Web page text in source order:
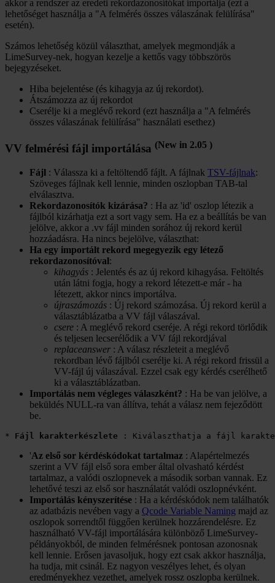
akkor a rendszer az eredeti rekordazonosítókat importálja (ezt a
lehetőséget használja a "A felmérés összes válaszának felülírása"
esetén).
Számos lehetőség közül választhat, amelyek megmondják a
LimeSurvey-nek, hogyan kezelje a kettős vagy többszörös
bejegyzéseket.
Hiba bejelentése (és kihagyja az új rekordot).
Átszámozza az új rekordot
Cserélje ki a meglévő rekord (ezt használja a "A felmérés
összes válaszának felülírása" használati esethez)
VV felmérési fájl importálása (New in 2.05 )
Fájl : Válassza ki a feltöltendő fájlt. A fájlnak TSV-fájlnak:
Szöveges fájlnak kell lennie, minden oszlopban TAB-tal
elválasztva.
Rekordazonosítók kizárása? : Ha az 'id' oszlop létezik a
fájlból kizárhatja ezt a sort vagy sem. Ha ez a beállítás be van
jelölve, akkor a .vv fájl minden sorához új rekord kerül
hozzáadásra. Ha nincs bejelölve, választhat:
Ha egy importált rekord megegyezik egy létező
rekordazonosítóval:
kihagyás : Jelentés és az új rekord kihagyása. Feltöltés
után látni fogja, hogy a rekord létezett-e már - ha
létezett, akkor nincs importálva.
újraszámozás : Új rekord számozása. Új rekord kerül a
választáblázatba a VV fájl válaszával.
csere : A meglévő rekord cseréje. A régi rekord törlődik
és teljesen lecserélődik a VV fájl rekordjával
replaceanswer : A válasz részleteit a meglévő
rekordban lévő fájlból cserélje ki. A régi rekord frissül a
VV-fájl új válaszával. Ezzel csak egy kérdés cserélhető
ki a választáblázatban.
Importálás nem végleges válaszként? : Ha be van jelölve, a
beküldés NULL-ra van állítva, tehát a válasz nem fejeződött
be.
* Fájl karakterkészlete
'Az első sor kérdéskódokat tartalmaz : Alapértelmezés
szerint a VV fájl első sora ember által olvasható kérdést
tartalmaz, a valódi oszlopnevek a második sorban vannak. Ez
lehetővé teszi az első sor használatát valódi oszlopnévként.
Importálás kényszerítése : Ha a kérdéskódok nem találhatók
az adatbázis nevében vagy a Qcode Variable Naming majd az
oszlopok sorrendtől függően kerülnek hozzárendelésre. Ez
használható VV-fájl importálására különböző LimeSurvey-
példányokból, de minden felmérésnek pontosan azonosnak
kell lennie. Erősen javasoljuk, hogy ezt csak akkor használja,
ha tudja, mit csinál. Ez nagyon veszélyes lehet, és olyan
eredményekhez vezethet, amelyek rossz oszlopba kerülnek.